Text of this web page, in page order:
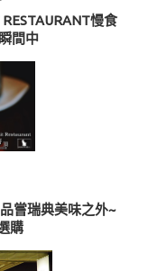
慢食
間中
嘗瑞典美味之外~
購